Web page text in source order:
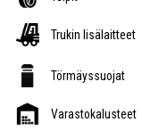
Trukin lisälaitteet
Törmäyssuojat
Varastokalusteet